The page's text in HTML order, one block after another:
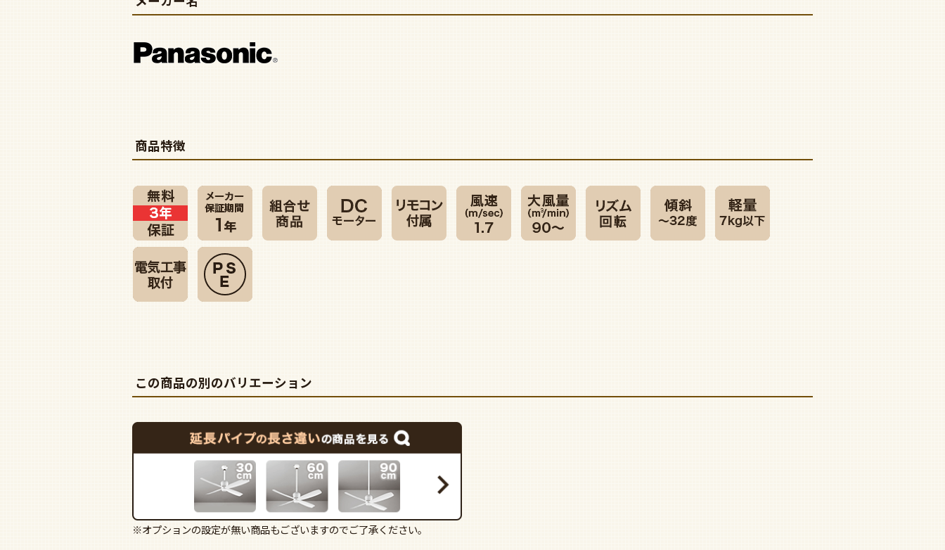
商品特徴
この商品の別のバリエーション
※オプションの設定が無い商品もございますのでご了承ください。